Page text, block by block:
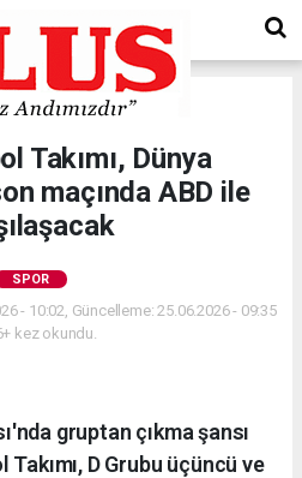
Takımı, Dünya
maçında ABD ile
SPOR
- 10:02, Güncelleme: 25.06.2026 - 09:35
kez okundu.
gruptan çıkma şansı
D Grubu üçüncü ve